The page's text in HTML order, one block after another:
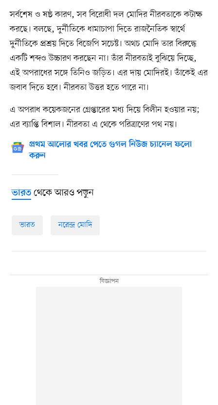
সর্বশেষ ও ষষ্ঠ কারণ, সব বিরোধী দল মোদির নীরবতাকে কটাক্ষ
করছে। বলছে, দুর্নীতিকে ধামাচাপা দিতে রাজনৈতিক স্বার্থে
দুর্নীতিকে প্রশ্রয় দিতে বিজেপি সচেষ্ট। অথচ মোদি তার বিরুদ্ধে
একটি শব্দও উচ্চারণ করছেন না। তাঁর নীরবতাই বুঝিয়ে দিচ্ছে,
এই অপরাধের সঙ্গে তিনিও জড়িত। এর দায় মোদিরই। তাঁকেই এর
জবাব দিতে হবে। নীরবতা উত্তর হতে পারে না।
এ অপরাধ কয়েকজনের গ্রেপ্তারের মধ্য দিয়ে বিলীন হওয়ার নয়;
এর ব্যাপ্তি বিশাল। নীরবতা এ থেকে পরিত্রাণের পথ নয়।
প্রথম আলোর খবর পেতে গুগল নিউজ চ্যানেল ফলো
করুন
ভারতথেকে আরও পড়ুন
ভারত নরেন্দ্র মোদি